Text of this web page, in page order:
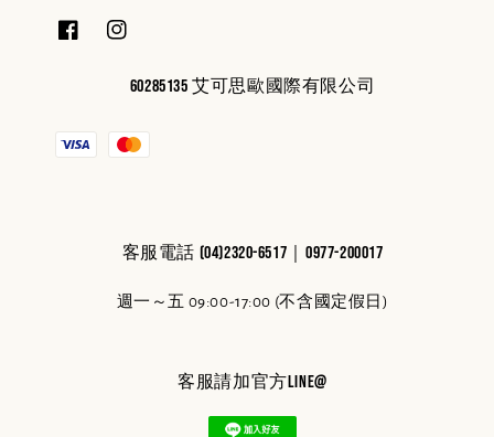
60285135 艾可思歐國際有限公司
客服電話 (04)2320-6517｜0977-200017
週一～五 09:00-17:00 (不含國定假日)
客服請加官方line@